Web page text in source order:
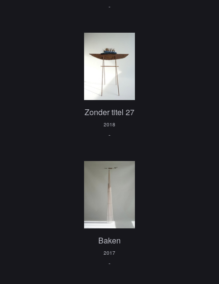
-
Zonder titel 27
2018
-
Baken
2017
-